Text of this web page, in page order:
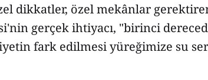
dikkatler, özel mekânlar
gerçek ihtiyacı, "birinci
fark edilmesi yüreğimize su